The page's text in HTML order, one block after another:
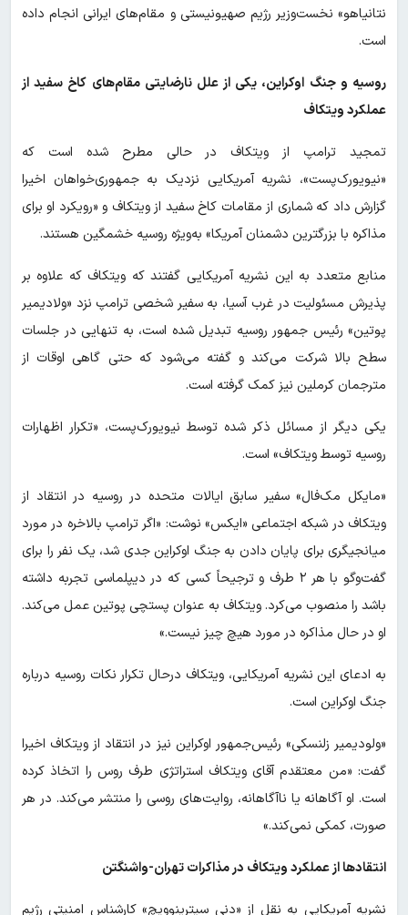
نتانیاهو» نخست‌وزیر رژیم صهیونیستی و مقام‌های ایرانی انجام داده
است.
روسیه و جنگ اوکراین، یکی از علل نارضایتی مقام‌های کاخ سفید از
عملکرد ویتکاف
تمجید ترامپ از ویتکاف در حالی مطرح شده است که
«نیویورک‌پست»، نشریه آمریکایی نزدیک به جمهوری‌خواهان اخیرا
گزارش داد که شماری از مقامات کاخ سفید از ویتکاف و «رویکرد او برای
مذاکره با بزرگترین دشمنان آمریکا» به‌ویژه روسیه خشمگین هستند.
منابع متعدد به این نشریه آمریکایی گفتند که ویتکاف که علاوه بر
پذیرش مسئولیت در غرب آسیا، به سفیر شخصی ترامپ نزد «ولادیمیر
پوتین» رئیس جمهور روسیه تبدیل شده است، به تنهایی در جلسات
سطح بالا شرکت می‌کند و گفته می‌شود که حتی گاهی اوقات از
مترجمان کرملین نیز کمک گرفته است.
یکی دیگر از مسائل ذکر شده توسط نیویورک‌پست، «تکرار اظهارات
روسیه توسط ویتکاف» است.
«مایکل مک‌فال» سفیر سابق ایالات متحده در روسیه در انتقاد از
ویتکاف در شبکه اجتماعی «ایکس» نوشت: «اگر ترامپ بالاخره در مورد
میانجیگری برای پایان دادن به جنگ اوکراین جدی شد، یک نفر را برای
گفت‌وگو با هر ۲ طرف و ترجیحاً کسی که در دیپلماسی تجربه داشته
باشد را منصوب می‌کرد. ویتکاف به عنوان پستچی پوتین عمل می‌کند.
او در حال مذاکره در مورد هیچ چیز نیست.»
به ادعای این نشریه آمریکایی، ویتکاف درحال تکرار نکات روسیه درباره
جنگ اوکراین است.
«ولودیمیر زلنسکی» رئیس‌جمهور اوکراین نیز در انتقاد از ویتکاف اخیرا
گفت: «من معتقدم آقای ویتکاف استراتژی طرف روس را اتخاذ کرده
است. او آگاهانه یا ناآگاهانه، روایت‌های روسی را منتشر می‌کند. در هر
صورت، کمکی نمی‌کند.»
انتقادها از عملکرد ویتکاف در مذاکرات تهران-واشنگتن
نشریه آمریکایی به نقل از «دنی سیترینوویچ» کارشناس امنیتی رژیم